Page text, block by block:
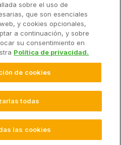
todos los derechos.
de Privacidad
de Cookies
sobre el uso de
que son esenciales
y cookies opcionales,
a continuación, y sobre
su consentimiento en
Política de privacidad.
de cookies
todas
las cookies